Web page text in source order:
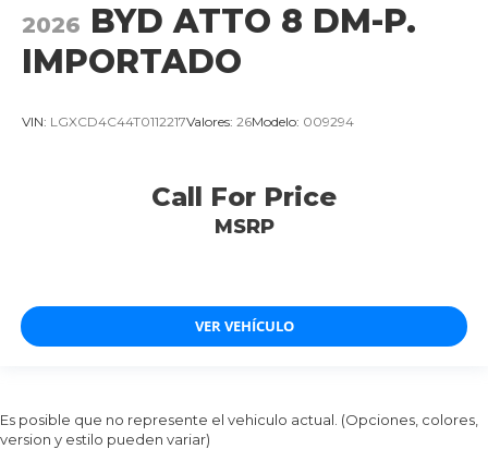
2026 BYD ATTO 8 DM-P.
IMPORTADO
VIN: LGXCD4C44T0112217Valores: 26Modelo: 009294
Call For Price
MSRP
VER VEHÍCULO
Es posible que no represente el vehiculo actual. (Opciones, colores,
version y estilo pueden variar)